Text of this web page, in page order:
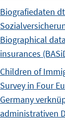
Biografiedaten
Biographical
insurances
Children of
Survey in Four
Germany
administrativen